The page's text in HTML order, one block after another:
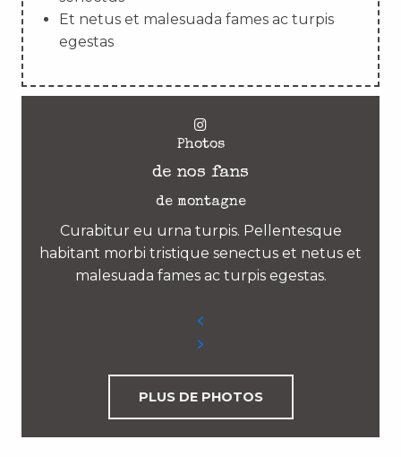
Et netus et malesuada fames ac turpis
egestas
Photos
de nos fans
de montagne
Curabitur eu urna turpis. Pellentesque
habitant morbi tristique senectus et netus et
malesuada fames ac turpis egestas.
PLUS DE PHOTOS